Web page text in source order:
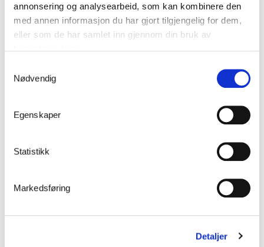
annonsering og analysearbeid, som kan kombinere den
med annen informasjon du har gjort tilgjengelig for dem,
eller som de har samlet inn gjennom din bruk av
Nødvendig
Egenskaper
Statistikk
Markedsføring
Detaljer
ALLROUNDREKKVERK